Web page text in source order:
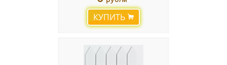
Мозаика Starmosaic
КУПИТЬ